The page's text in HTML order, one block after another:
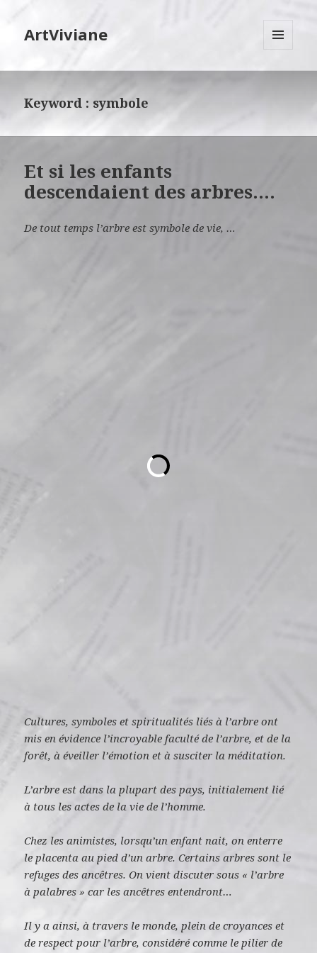
ArtViviane
Keyword : symbole
Et si les enfants
descendaient des arbres….
De tout temps l’arbre est symbole de vie, …
Cultures, symboles et spiritualités liés à l’arbre ont
mis en évidence l’incroyable faculté de l’arbre, et de la
forêt, à éveiller l’émotion et à susciter la méditation.
L’arbre est dans la plupart des pays, initialement lié
à tous les actes de la vie de l’homme.
Chez les animistes, lorsqu’un enfant nait, on enterre
le placenta au pied d’un arbre. Certains arbres sont le
refuges des ancêtres. On vient discuter sous « l’arbre
à palabres » car les ancêtres entendront…
Il y a ainsi, à travers le monde, plein de croyances et
de respect pour l’arbre, considéré comme le pilier de